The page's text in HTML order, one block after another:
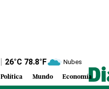
26°C 78.8°F Nubes
Política Mundo Economía